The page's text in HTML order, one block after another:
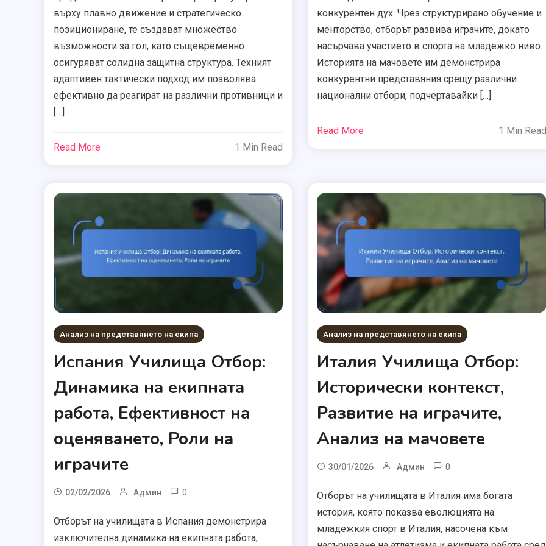
върху плавно движение и стратегическо
позициониране, те създават множество
възможности за гол, като същевременно
осигуряват солидна защитна структура. Техният
адаптивен тактически подход им позволява
ефективно да реагират на различни противници и
[…]
Read More 1 Min Read
конкурентен дух. Чрез структурирано обучение и
менторство, отборът развива играчите, докато
насърчава участието в спорта на младежко ниво.
Историята на мачовете им демонстрира
конкурентни представяния срещу различни
национални отбори, подчертавайки […]
Read More 1 Min Read
Анализ на представянето на екипа
Испания Училища Отбор:
Динамика на екипната
работа, Ефективност на
оценяването, Роли на
играчите
02/02/2026 Админ 0
Отборът на училищата в Испания демонстрира
изключителна динамика на екипната работа,
Анализ на представянето на екипа
Италия Училища Отбор:
Исторически контекст,
Развитие на играчите,
Анализ на мачовете
30/01/2026 Админ 0
Отборът на училищата в Италия има богата
история, която показва еволюцията на
младежкия спорт в Италия, насочена към